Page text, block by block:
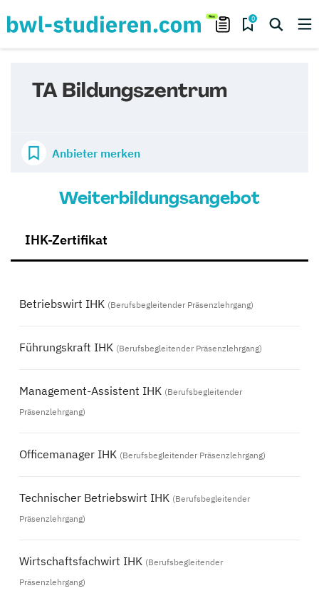
0
TA Bildungszentrum
Anbieter merken
Weiterbildungsangebot
IHK-Zertifikat
Betriebswirt IHK (Berufsbegleitender Präsenzlehrgang)
Führungskraft IHK (Berufsbegleitender Präsenzlehrgang)
Management-Assistent IHK (Berufsbegleitender
Präsenzlehrgang)
Officemanager IHK (Berufsbegleitender Präsenzlehrgang)
Technischer Betriebswirt IHK (Berufsbegleitender
Präsenzlehrgang)
Wirtschaftsfachwirt IHK (Berufsbegleitender
Präsenzlehrgang)